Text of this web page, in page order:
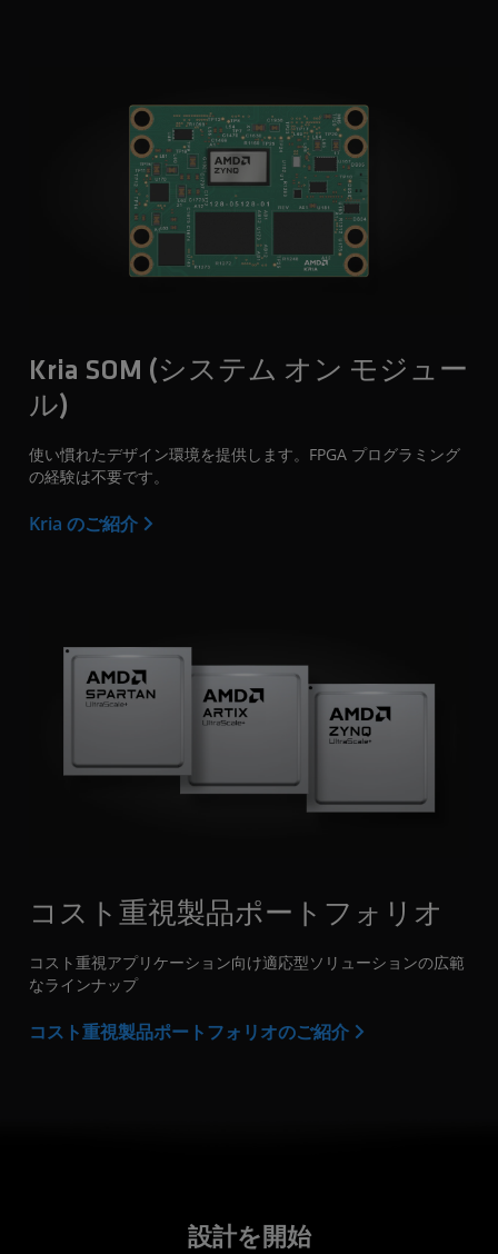
Kria SOM (システム オン モジュー
ル)
使い慣れたデザイン環境を提供します。FPGA プログラミング
の経験は不要です。
Kria のご紹介
コスト重視製品ポートフォリオ
コスト重視アプリケーション向け適応型ソリューションの広範
なラインナップ
コスト重視製品ポートフォリオのご紹介
設計を開始